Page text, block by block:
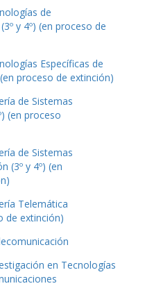
de
y 4º) (en proceso de
Específicas de
proceso de extinción)
de Sistemas
(en proceso
de Sistemas
(3º y 4º) (en
Telemática
de extinción)
en Tecnologías